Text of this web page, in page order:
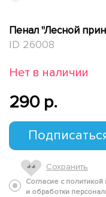
Пенал "Лесной
ID 26008
Нет в наличии
290 p.
Сохранить
Согласие с
и обработки